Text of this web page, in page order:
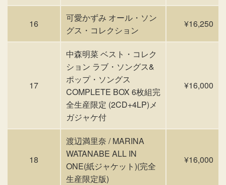
16
可愛かずみ オール・ソン
グス・コレクション
¥16,250
17
中森明菜 ベスト・コレク
ション ラブ・ソングス&
ポップ・ソングス
COMPLETE BOX 6枚組完
全生産限定 (2CD+4LP)メ
ガジャケ付
¥16,000
18
渡辺満里奈 / MARINA
WATANABE ALL IN
ONE(紙ジャケット)(完全
生産限定版)
¥16,000